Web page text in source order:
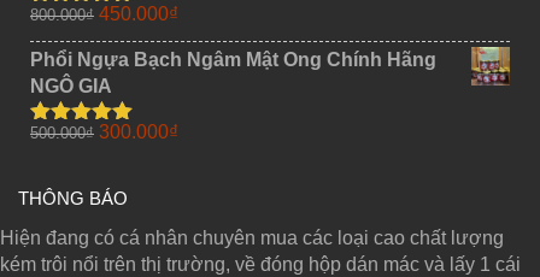
Được xếp
hạng5.005
sao
800.000₫ Giá
gốc
là:
800.000₫.
450.000₫
hiện
tại
Phổi Ngựa Bạch Ngâm Mật Ong Chính Hãng
NGÔ GIA
Được xếp
500.000₫ Giá
là:
500.000₫.
300.000₫
300.000₫.
THÔNG BÁO
Hiện đang có cá nhân chuyên mua các loại cao chất lượng
kém trôi nổi trên thị trường, về đóng hộp dán mác và lấy 1 cái